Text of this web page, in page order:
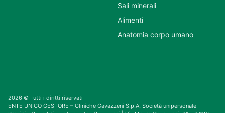
Sali minerali
Alimenti
Anatomia corpo umano
2026 © Tutti i diritti riservati
ENTE UNICO GESTORE – Cliniche Gavazzeni S.p.A. Società unipersonale